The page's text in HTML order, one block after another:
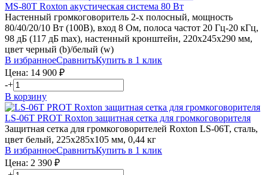
MS-80T Roxton акустическая система 80 Вт
Настенный громкоговоритель 2-х полосный, мощность
80/40/20/10 Вт (100В), вход 8 Ом, полоса частот 20 Гц-20 кГц,
98 дБ (117 дБ max), настенный кронштейн, 220х245х290 мм,
цвет черный (b)/белый (w)
В избранноеСравнитьКупить в 1 клик
Цена: 14 900 ₽
-+
В корзину
LS-06T PROT Roxton защитная сетка для громкоговорителя
Защитная сетка для громкоговорителей Roxton LS-06T, сталь,
цвет белый, 225х285х105 мм, 0,44 кг
В избранноеСравнитьКупить в 1 клик
Цена: 2 390 ₽